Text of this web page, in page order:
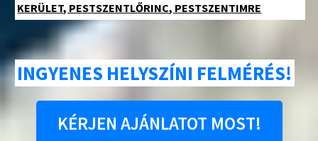
KERÜLET, PESTSZENTLŐRINC, PESTSZENTIMRE
INGYENES HELYSZÍNI FELMÉRÉS!
KÉRJEN AJÁNLATOT MOST!